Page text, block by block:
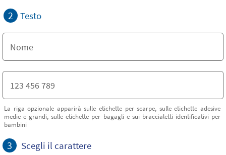
2 Testo
La riga opzionale apparirà sulle etichette per scarpe, sulle etichette adesive
medie e grandi, sulle etichette per bagagli e sui braccialetti identificativi per
bambini
3 Scegli il carattere